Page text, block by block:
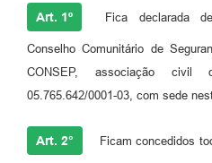
Publicações
Vigilância em Saúde
Creche Municipal
Farmácia Municipal
Art. 1º Fica declarada
Conselho Comunitário de
CONSEP, associação civil
05.765.642/0001-03, com sede
Art. 2° Ficam concedidos